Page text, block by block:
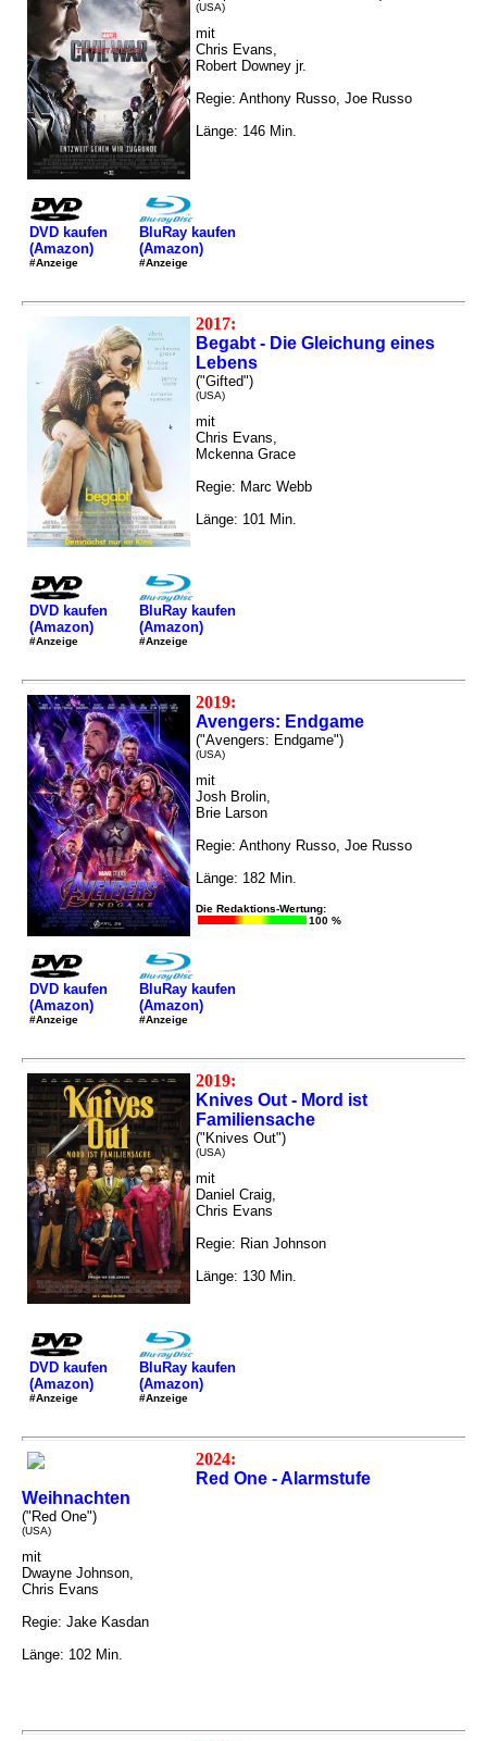
(USA)
mit
Chris Evans,
Robert Downey jr.
Regie: Anthony Russo, Joe Russo
Länge: 146 Min.
DVD kaufen
(Amazon)
#Anzeige
BluRay kaufen
(Amazon)
#Anzeige
2017:
Begabt - Die Gleichung eines
Lebens
("Gifted")
(USA)
mit
Chris Evans,
Mckenna Grace
Regie: Marc Webb
Länge: 101 Min.
DVD kaufen
(Amazon)
#Anzeige
BluRay kaufen
(Amazon)
#Anzeige
2019:
Avengers: Endgame
("Avengers: Endgame")
(USA)
mit
Josh Brolin,
Brie Larson
Regie: Anthony Russo, Joe Russo
Länge: 182 Min.
Die Redaktions-Wertung:
100 %
DVD kaufen
(Amazon)
#Anzeige
BluRay kaufen
(Amazon)
#Anzeige
2019:
Knives Out - Mord ist
Familiensache
("Knives Out")
(USA)
mit
Daniel Craig,
Chris Evans
Regie: Rian Johnson
Länge: 130 Min.
DVD kaufen
(Amazon)
#Anzeige
BluRay kaufen
(Amazon)
#Anzeige
2024:
Red One - Alarmstufe
Weihnachten
("Red One")
(USA)
mit
Dwayne Johnson,
Chris Evans
Regie: Jake Kasdan
Länge: 102 Min.